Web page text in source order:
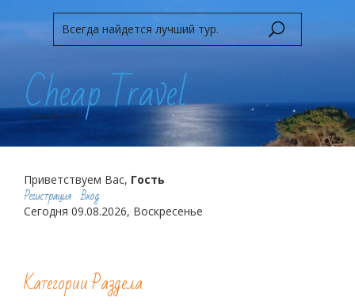
Cheap Travel
Путешествуй легко!
Приветствуем Вас, Гость
Регистрация Вход
Сегодня 09.08.2026, Воскресенье
Категории Раздела